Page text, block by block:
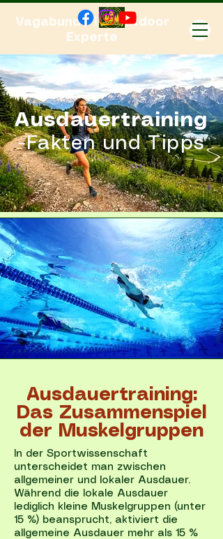
Vagabundo-Ihr Outdoor
Experte
Ausdauertraining
-Fakten und Tipps
Ausdauertraining:
Das Zusammenspiel
der Muskelgruppen
In der Sportwissenschaft
unterscheidet man zwischen
allgemeiner und lokaler Ausdauer.
Während die lokale Ausdauer
lediglich kleine Muskelgruppen (unter
15 %) beansprucht, aktiviert die
allgemeine Ausdauer mehr als 15 %